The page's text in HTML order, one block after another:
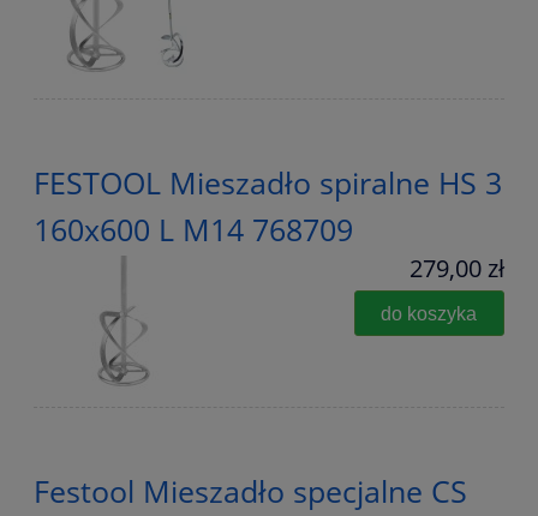
FESTOOL Mieszadło spiralne HS 3
160x600 L M14 768709
279,00 zł
do koszyka
Festool Mieszadło specjalne CS